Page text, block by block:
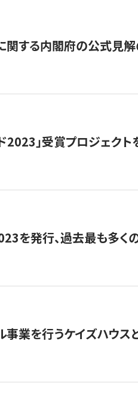
関する内閣府の公式見
2023」受賞プロジェクト
を発行、過去最も多く
事業を行うケイズハウ